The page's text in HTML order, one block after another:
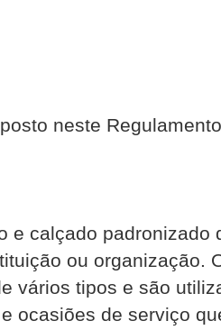
neste
e calçado
ou organização.
vários tipos e são
ocasiões de serviço